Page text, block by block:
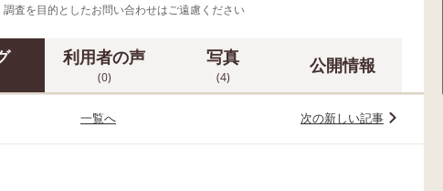
調査を目的としたお問い合わせはご遠慮ください
利用者の声
(0)
写真
(4)
公開情報
一覧へ 次の新しい記事